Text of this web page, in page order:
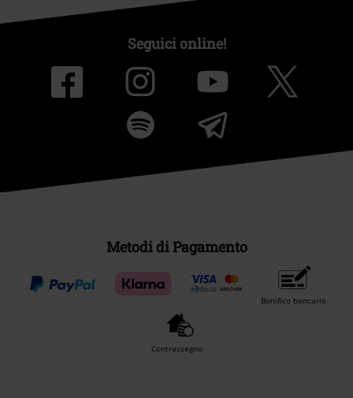
Seguici online!
Metodi di Pagamento
Bonifico bancario
Contrassegno